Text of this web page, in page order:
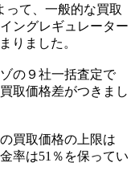
って、一般的な買取
ングレギュレーター
りました。
の９社一括査定で
取価格差がつきまし
買取価格の上限は
率は51％を保ってい